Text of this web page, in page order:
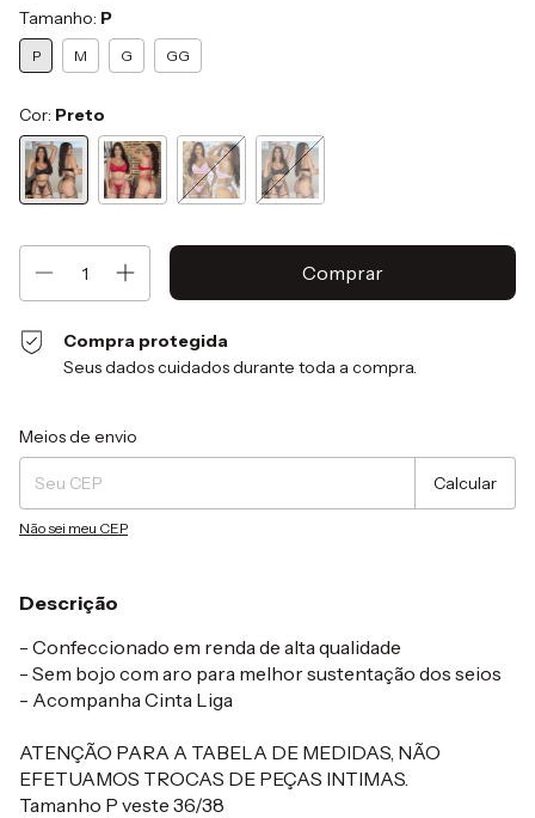
Tamanho: P
P M G GG
Cor: Preto
Compra protegida
Seus dados cuidados durante toda a compra.
Entregas para o CEP:
Meios de envio
Calcular
Não sei meu CEP
Descrição
- Confeccionado em renda de alta qualidade
- Sem bojo com aro para melhor sustentação dos seios
- Acompanha Cinta Liga
ATENÇÃO PARA A TABELA DE MEDIDAS, NÃO
EFETUAMOS TROCAS DE PEÇAS INTIMAS.
Tamanho P veste 36/38